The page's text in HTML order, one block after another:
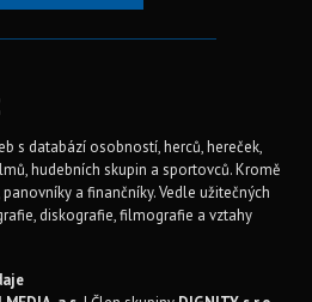
s databází osobností, herců, hereček,
hudebních skupin a sportovců. Kromě
a finančníky. Vedle užitečných
diskografie, filmografie a vztahy